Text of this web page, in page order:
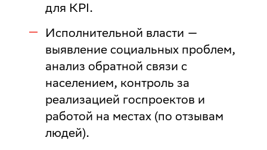
для KPI.
Исполнительной власти —
выявление социальных проблем,
анализ обратной связи с
населением, контроль за
реализацией госпроектов и
работой на местах (по отзывам
людей).